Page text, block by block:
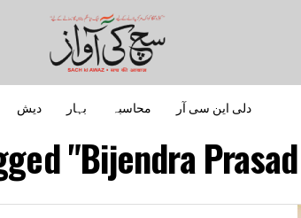
دلی این سی آر محاسبہ بہار دیش
"Bijendra Prasad